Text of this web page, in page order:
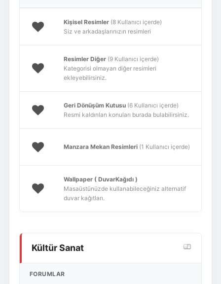
Kişisel Resimler (8 Kullanıcı içerde)
Siz ve arkadaşlarınızın resimleri
Resimler Diğer (9 Kullanıcı içerde)
Kategorisi olmayan diğer resimleri
ekleyebilirsiniz.
Geri Dönüşüm Kutusu (6 Kullanıcı içerde)
Resmi kaldırılan konuları burada bulabilirsiniz.
Manzara Mekan Resimleri (1 Kullanıcı içerde)
Wallpaper ( DuvarKağıdı )
Masaüstünüzde kullanabileceğiniz alternatif
duvar kağıtları.
Kültür Sanat
FORUMLAR